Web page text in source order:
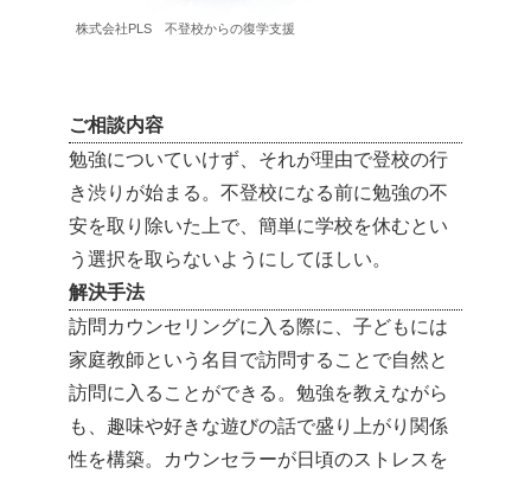
株式会社PLS 不登校からの復学支援
ご相談内容
勉強についていけず、それが理由で登校の行
き渋りが始まる。不登校になる前に勉強の不
安を取り除いた上で、簡単に学校を休むとい
う選択を取らないようにしてほしい。
解決手法
訪問カウンセリングに入る際に、子どもには
家庭教師という名目で訪問することで自然と
訪問に入ることができる。勉強を教えながら
も、趣味や好きな遊びの話で盛り上がり関係
性を構築。カウンセラーが日頃のストレスを